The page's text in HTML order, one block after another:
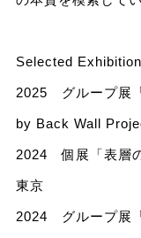
Selected
2025 グループ展
by Back Wall
2024 個展「表層
東京
2024 グループ展